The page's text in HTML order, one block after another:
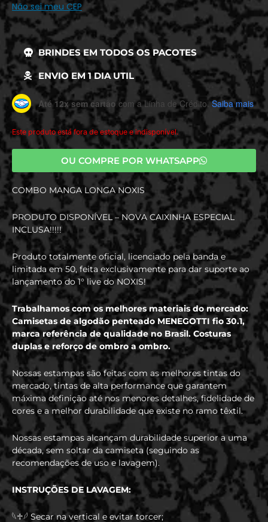
Não sei meu CEP
BRINDES EM TODOS OS PACOTES
ENVIO EM 1 DIA UTIL
Até 12x sem cartão com a Linha de Crédito. Saiba mais
Este produto está fora de estoque e indisponível.
OU COMPRE POR WHATSAPP
COMBO MANGA LONGA NOXIS
PRODUTO DISPONÍVEL – NOVA CAIXINHA ESPECIAL
INCLUSA!!!!!
Produto totalmente oficial, licenciado pela banda e
limitada em 50, feita exclusivamente para dar suporte ao
lançamento do 1° live do NOXIS!
Trabalhamos com os melhores materiais do mercado:
Camisetas de algodão penteado MENEGOTTI fio 30.1,
marca referência de qualidade no Brasil. Costuras
duplas e reforço de ombro a ombro.
Nossas estampas são feitas com as melhores tintas do
mercado, tintas de alta performance que garantem
máxima definição até nos menores detalhes, fidelidade de
cores e a melhor durabilidade que existe no ramo têxtil.
Nossas estampas alcançam durabilidade superior a uma
década, sem soltar da camiseta (seguindo as
recomendações de uso e lavagem).
INSTRUÇÕES DE LAVAGEM:
𓆩♱𓆪 Secar na vertical e evitar torcer;